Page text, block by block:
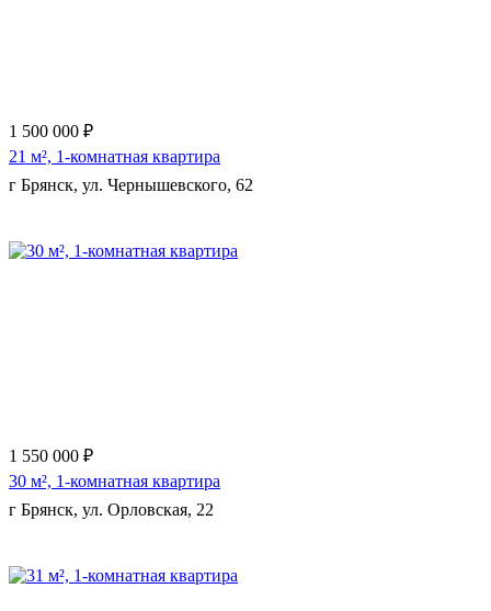
1 500 000 ₽
21 м², 1-комнатная квартира
г Брянск, ул. Чернышевского, 62
1 550 000 ₽
30 м², 1-комнатная квартира
г Брянск, ул. Орловская, 22